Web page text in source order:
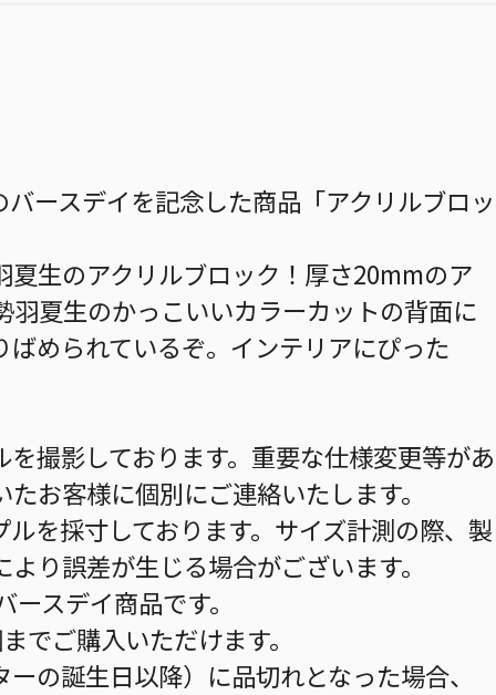
ースデイを記念した商品「アクリルブロッ
夏生のアクリルブロック！厚さ20mmのア
羽夏生のかっこいいカラーカットの背面に
ばめられているぞ。インテリアにぴった
撮影しております。重要な仕様変更等があ
お客様に個別にご連絡いたします。
を採寸しております。サイズ計測の際、製
り誤差が生じる場合がございます。
スデイ商品です。
でご購入いただけます。
の誕生日以降）に品切れとなった場合、